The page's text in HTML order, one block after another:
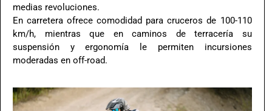
medias revoluciones.
En carretera ofrece comodidad para cruceros de 100-110
km/h, mientras que en caminos de terracería su
suspensión y ergonomía le permiten incursiones
moderadas en off-road.